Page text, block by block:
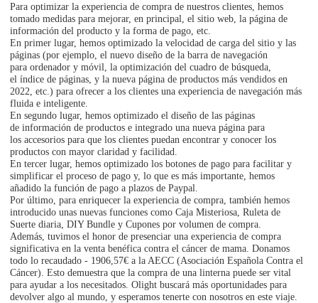
Para optimizar la experiencia de compra de nuestros clientes, hemos
tomado medidas para mejorar, en principal, el sitio web, la página de
información del producto y la forma de pago, etc.
En primer lugar, hemos optimizado la velocidad de carga del sitio y las
páginas (por ejemplo, el nuevo diseño de la barra de navegación
para ordenador y móvil, la optimización del cuadro de búsqueda,
el índice de páginas, y la nueva página de productos más vendidos en
2022, etc.) para ofrecer a los clientes una experiencia de navegación más
fluida e inteligente.
En segundo lugar, hemos optimizado el diseño de las páginas
de información de productos e integrado una nueva página para
los accesorios para que los clientes puedan encontrar y conocer los
productos con mayor claridad y facilidad.
En tercer lugar, hemos optimizado los botones de pago para facilitar y
simplificar el proceso de pago y, lo que es más importante, hemos
añadido la función de pago a plazos de Paypal.
Por último, para enriquecer la experiencia de compra, también hemos
introducido unas nuevas funciones como Caja Misteriosa, Ruleta de
Suerte diaria, DIY Bundle y Cupones por volumen de compra.
Además, tuvimos el honor de presenciar una experiencia de compra
significativa en la venta benéfica contra el cáncer de mama. Donamos
todo lo recaudado - 1906,57€ a la AECC (Asociación Española Contra el
Cáncer). Esto demuestra que la compra de una linterna puede ser vital
para ayudar a los necesitados. Olight buscará más oportunidades para
devolver algo al mundo, y esperamos tenerte con nosotros en este viaje.